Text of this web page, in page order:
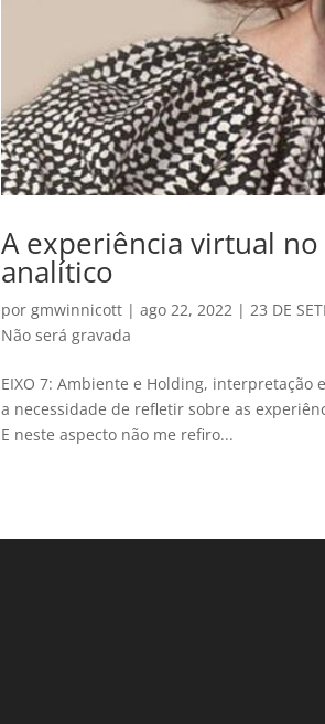
A experiência virtual
analítico
porgmwinnicott |ago 22, 2022 | 23 DE
Não será gravada
EIXO 7: Ambiente e Holding, interpretação e
a necessidade de refletir sobre as
E neste aspecto não me refiro...